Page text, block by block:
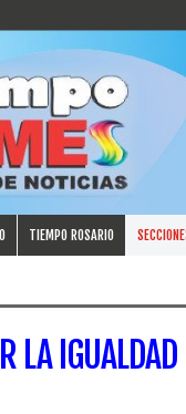
TIEMPO ROSARIO
LA